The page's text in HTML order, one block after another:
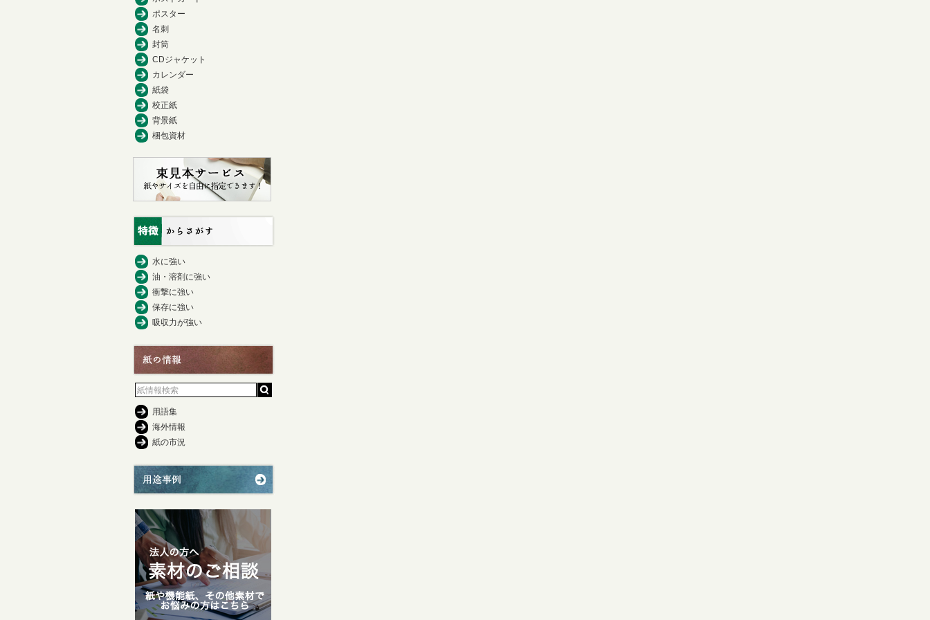
ポスター
名刺
封筒
CDジャケット
カレンダー
紙袋
校正紙
背景紙
梱包資材
水に強い
油・溶剤に強い
衝撃に強い
保存に強い
吸収力が強い
用語集
海外情報
紙の市況